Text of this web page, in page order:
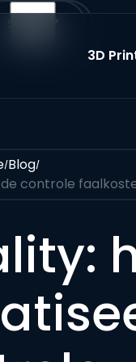
startpaginaSubmenu:
3D
Blog
controle